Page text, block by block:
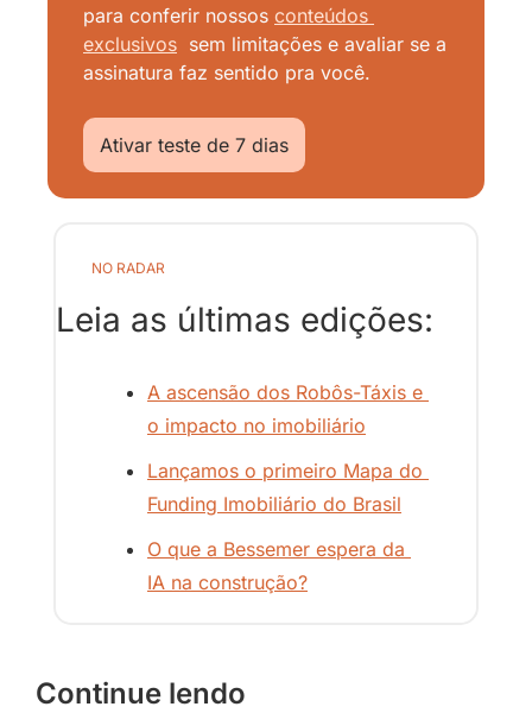
para conferir nossos conteúdos
exclusivos sem limitações e avaliar se a
assinatura faz sentido pra você.
Ativar teste de 7 dias
NO RADAR
Leia as últimas edições:
A ascensão dos Robôs-Táxis e
o impacto no imobiliário
Lançamos o primeiro Mapa do
Funding Imobiliário do Brasil
O que a Bessemer espera da
IA na construção?
Continue lendo